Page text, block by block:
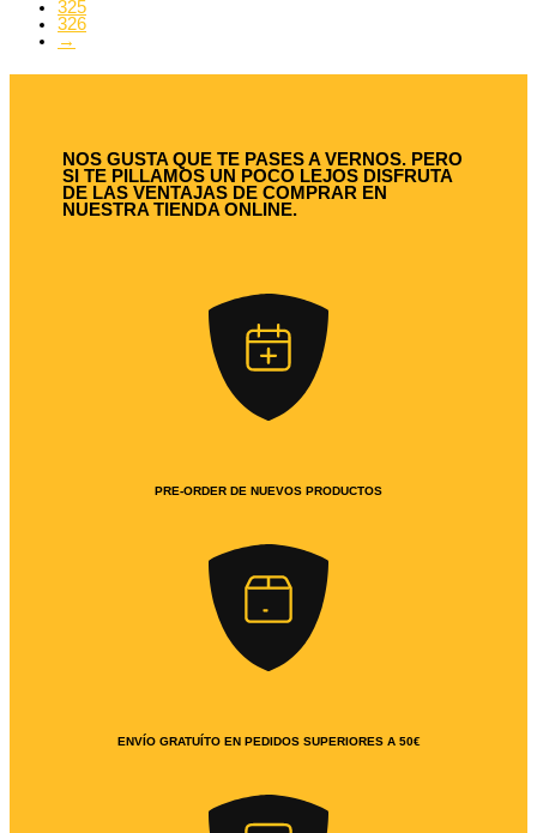
325
326
→
NOS GUSTA QUE TE PASES A VERNOS. PERO
SI TE PILLAMOS UN POCO LEJOS DISFRUTA
DE LAS VENTAJAS DE COMPRAR EN
NUESTRA TIENDA ONLINE.
PRE-ORDER DE NUEVOS PRODUCTOS
ENVÍO GRATUÍTO EN PEDIDOS SUPERIORES A 50€